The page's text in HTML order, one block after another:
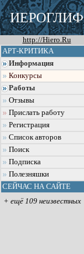
ИЕРОГЛИФ
http://Hiero.Ru
АРТ-КРИТИКА
Информация
Конкурсы
Работы
Отзывы
Прислать работу
Регистрация
Список авторов
Поиск
Подписка
Полезняшки
СЕЙЧАС НА САЙТЕ
+ ещё 109 неизвестных